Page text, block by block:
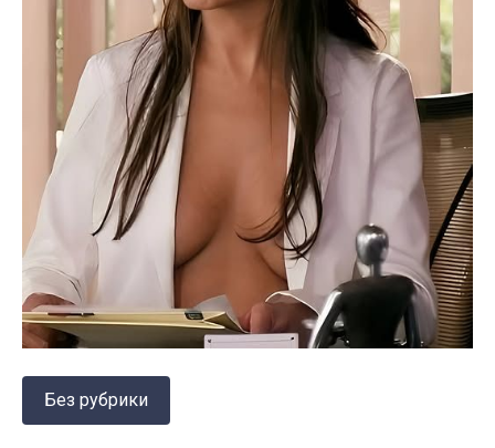
Без рубрики